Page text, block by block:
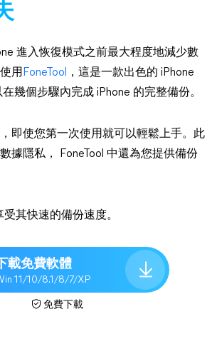
進入恢復模式之前最大程度地減少數
用 FoneTool
，這是一款出色的 iPhone
幾個步驟內完成 iPhone 的完整備份。
即使您第一次使用就可以輕鬆上手。此
據隱私， FoneTool 中還為您提供備份
受其快速的備份速度。
下載免費軟體
11/10/8.1/8/7/XP
免費下載